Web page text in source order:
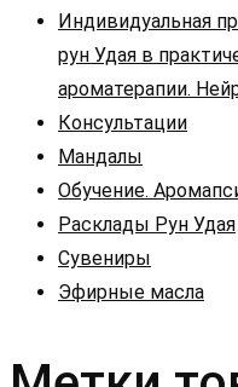
Индивидуальная
рун Удая в
ароматерапии.
Консультации
Мандалы
Обучение.
Расклады Рун Удая
Сувениры
Эфирные масла